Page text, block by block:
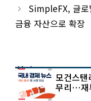
SimpleFX, 글로
금융 자산으로 확장
최신 글
모건스
무리…재